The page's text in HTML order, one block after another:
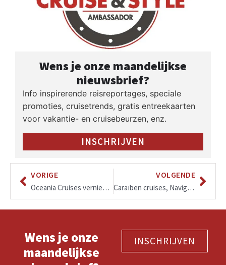
Wens je onze maandelijkse
nieuwsbrief?
Info inspirerende reisreportages, speciale
promoties, cruisetrends, gratis entreekaarten
voor vakantie- en cruisebeurzen, enz.
INSCHRIJVEN
VORIGE
Oceania Cruises vernieuwt haar menu’s, regionale bereidingen van Frans en Spaans tot Cubaans en Polynesisch.
VOLGENDE
Caraïben cruises, Navigator of the Seas
Wens je onze
maandelijkse
INSCHRIJVEN